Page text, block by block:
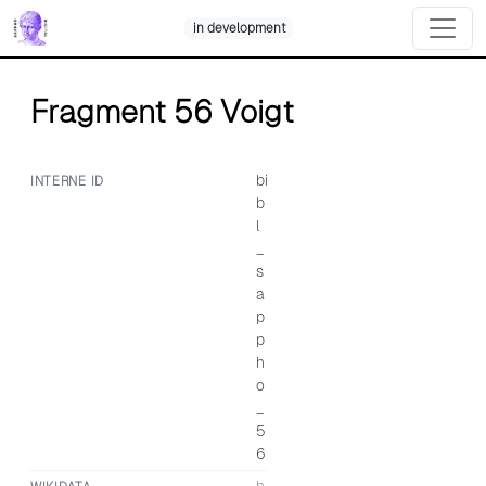
Skip
to
content
in development
Fragment 56 Voigt
INTERNE ID
bi
b
l
s
a
p
p
h
o
5
6